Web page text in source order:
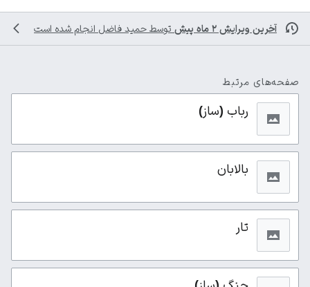
آخرین ویرایش ۲ ماه پیش توسط حمید فاضل انجام شده است
صفحه‌های مرتبط
رباب (ساز)
بالابان
تار